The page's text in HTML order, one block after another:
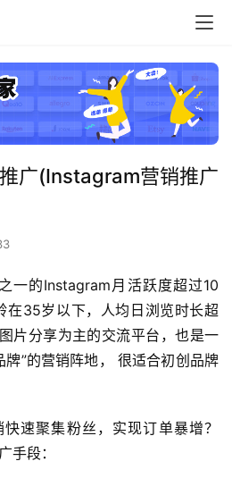
广(Instagram营销推广
一的Instagram月活跃度超过10
在35岁以下，人均日浏览时长超
片分享为主的交流平台，也是一
牌”的营销阵地， 很适合初创品牌
速聚集粉丝，实现订单暴增？
手段：